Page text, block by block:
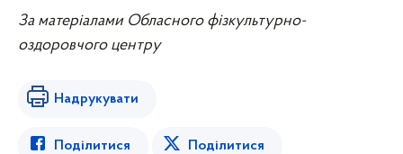
За матеріалами Обласного фізкультурно-
оздоровчого центру
Надрукувати
Поділитися Поділитися